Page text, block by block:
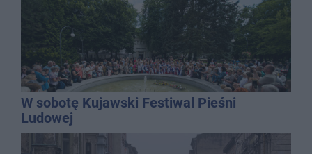
W sobotę Kujawski Festiwal Pieśni
Ludowej